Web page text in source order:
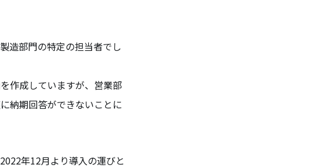
造部門の特定の担当者でし
作成していますが、営業部
納期回答ができないことに
年12月より導入の運びと